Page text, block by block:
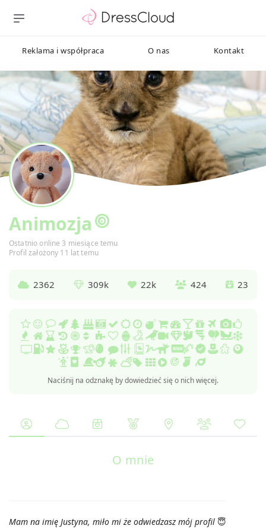
Reklama i współpraca O nas Kontakt
Animozja
Ostatnio online 3 miesiące temu
Profil założony 11 lat temu
2362 309k 22k 424 23
Naciśnij na odznakę by dowiedzieć się o nich więcej.
O mnie
Mam na imię Justyna, miło mi że odwiedzasz mój profil 😇